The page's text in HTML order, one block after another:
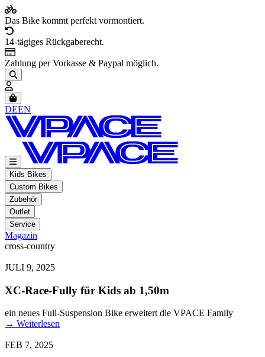
Das Bike kommt perfekt vormontiert.
14-tägiges Rückgaberecht.
Zahlung per Vorkasse & Paypal möglich.
Artikel im Warenkorb, Warenkorb anzeigen
DEEN
Kids Bikes
Custom Bikes
Zubehör
Outlet
Service
Magazin
cross-country
JULI 9, 2025
XC-Race-Fully für Kids ab 1,50m
ein neues Full-Suspension Bike erweitert die VPACE Family
→ Weiterlesen
FEB 7, 2025